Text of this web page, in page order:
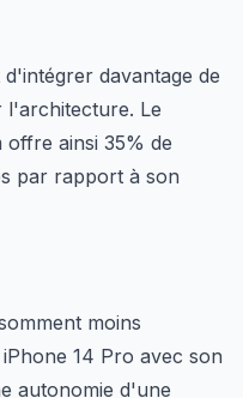
davantage de
Le
offre ainsi 35% de
par rapport à son
moins
14 Pro avec son
autonomie d'une